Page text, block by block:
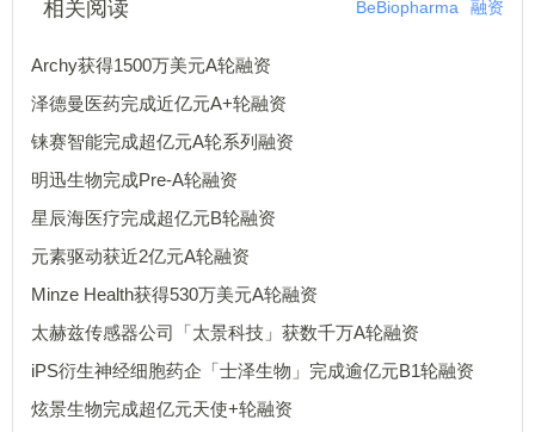
相关阅读 BeBiopharma 融资
Archy获得1500万美元A轮融资
泽德曼医药完成近亿元A+轮融资
铼赛智能完成超亿元A轮系列融资
明迅生物完成Pre-A轮融资
星辰海医疗完成超亿元B轮融资
元素驱动获近2亿元A轮融资
Minze Health获得530万美元A轮融资
太赫兹传感器公司「太景科技」获数千万A轮融资
iPS衍生神经细胞药企「士泽生物」完成逾亿元B1轮融资
炫景生物完成超亿元天使+轮融资